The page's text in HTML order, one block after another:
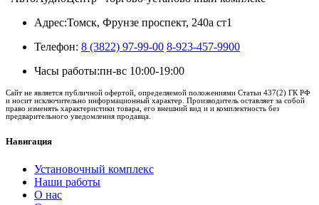
Адрес:Томск, Фрунзе проспект, 240а ст1
Телефон: 8 (3822) 97-99-00 8-923-457-9900
Часы работы:пн-вс 10:00-19:00
Сайт не является публичной офертой, определяемой положениями Статьи 437(2) ГК РФ
и носит исключительно информационный характер. Производитель оставляет за собой
право изменять характеристики товара, его внешний вид и и комплектность без
предварительного уведомления продавца.
Навигация
Установочный комплекс
Наши работы
О нас